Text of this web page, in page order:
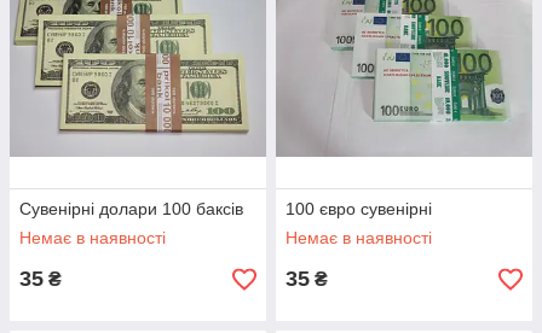
Сувенірні долари 100 баксів
Немає в наявності
35 ₴
100 євро сувенірні
Немає в наявності
35 ₴